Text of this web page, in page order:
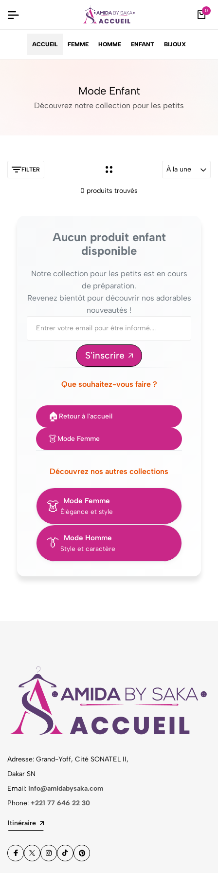
0
ACCUEIL FEMME HOMME ENFANT BIJOUX
Mode Enfant
Découvrez notre collection pour les petits
FILTER À la une
0 produits trouvés
Aucun produit enfant
disponible
Notre collection pour les petits est en cours
de préparation.
Revenez bientôt pour découvrir nos adorables
nouveautés !
S'inscrire
Que souhaitez-vous faire ?
🏠 Retour à l'accueil
👗Mode Femme
Découvrez nos autres collections
👗 Mode Femme
Élégance et style
👔 Mode Homme
Style et caractère
Adresse: Grand-Yoff, Cité SONATEL II,
Dakar SN
Email: info@amidabysaka.com
Phone: +221 77 646 22 30
Itinéraire